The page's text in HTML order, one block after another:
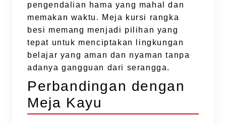
pengendalian hama yang mahal dan
memakan waktu. Meja kursi rangka
besi memang menjadi pilihan yang
tepat untuk menciptakan lingkungan
belajar yang aman dan nyaman tanpa
adanya gangguan dari serangga.
Perbandingan dengan
Meja Kayu